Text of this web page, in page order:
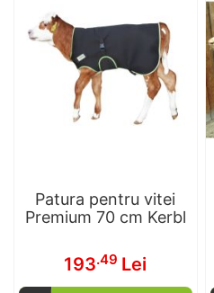
Patura pentru vitei
Premium 70 cm Kerbl
193.49 Lei